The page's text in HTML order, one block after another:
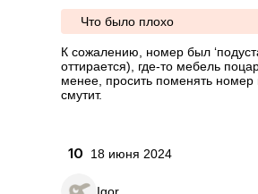
Что было плохо
К сожалению, номер был
оттирается), где-то мебель
менее, просить поменять номер
смутит.
10 18 июня 2024